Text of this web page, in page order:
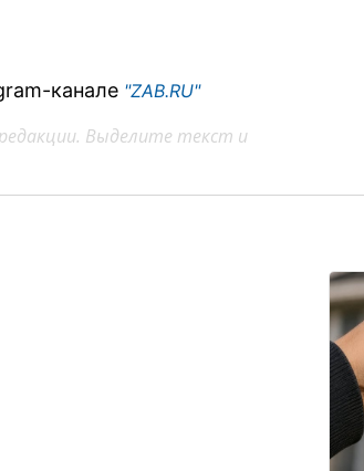
канале "ZAB.RU"
Выделите текст и